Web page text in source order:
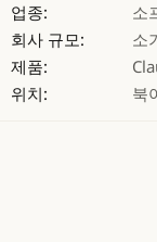
업종:
소
회사 규모:
소
제품:
위치:
북